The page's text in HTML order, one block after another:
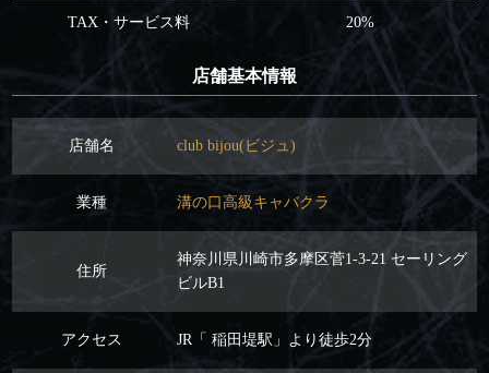
TAX・サービス料 20%
店舗基本情報
店舗名 club bijou(ビジュ)
業種 溝の口高級キャバクラ
住所
神奈川県川崎市多摩区菅1-3-21 セーリング
ビルB1
アクセス JR「 稲田堤駅」より徒歩2分